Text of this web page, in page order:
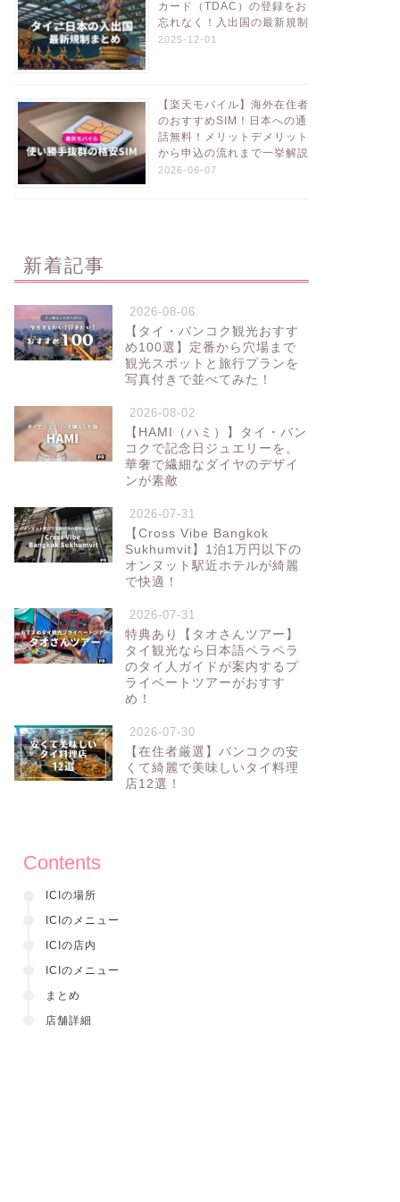
カード（TDAC）の登録をお
忘れなく！入出国の最新規制
2025-12-01
【楽天モバイル】海外在住者
のおすすめSIM！日本への通
話無料！メリットデメリット
から申込の流れまで一挙解説
2026-06-07
新着記事
2026-08-06
【タイ・バンコク観光おすす
め100選】定番から穴場まで
観光スポットと旅行プランを
写真付きで並べてみた！
2026-08-02
【HAMI（ハミ）】タイ・バン
コクで記念日ジュエリーを。
華奢で繊細なダイヤのデザイ
ンが素敵
2026-07-31
【Cross Vibe Bangkok
Sukhumvit】1泊1万円以下の
オンヌット駅近ホテルが綺麗
で快適！
2026-07-31
特典あり【タオさんツアー】
タイ観光なら日本語ペラペラ
のタイ人ガイドが案内するプ
ライベートツアーがおすす
め！
2026-07-30
【在住者厳選】バンコクの安
くて綺麗で美味しいタイ料理
店12選！
Contents
ICIの場所
ICIのメニュー
ICIの店内
ICIのメニュー
まとめ
店舗詳細